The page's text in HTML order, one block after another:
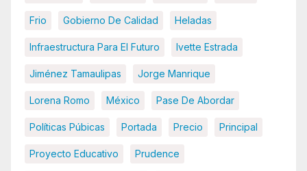
Frio Gobierno De Calidad Heladas
Infraestructura Para El Futuro Ivette Estrada
Jiménez Tamaulipas Jorge Manrique
Lorena Romo México Pase De Abordar
Políticas Púbicas Portada Precio Principal
Proyecto Educativo Prudence